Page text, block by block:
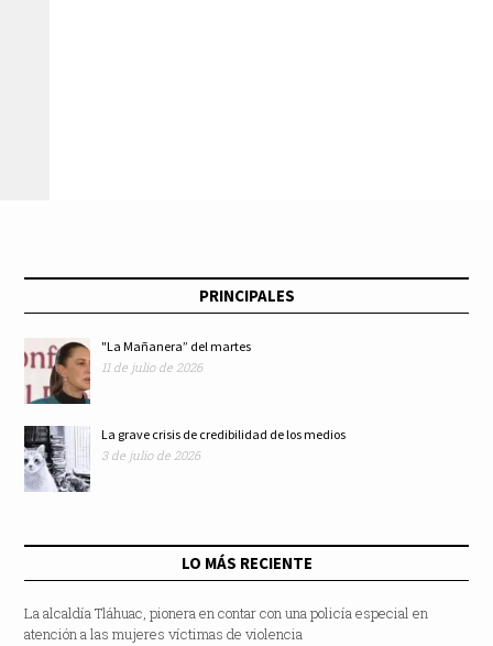
PRINCIPALES
"La Mañanera” del martes
11 de julio de 2026
La grave crisis de credibilidad de los medios
3 de julio de 2026
LO MÁS RECIENTE
La alcaldía Tláhuac, pionera en contar con una policía especial en
atención a las mujeres víctimas de violencia